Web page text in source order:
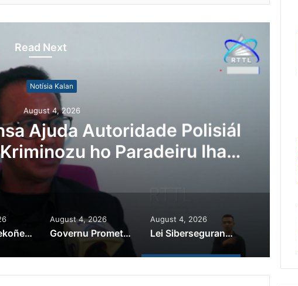
Read Next
Notísia Kalan
August 4, 2026
Ajuda Autoridade Polisiál
ho Paradeiru Iha
PR Horta Rekoñese Timoroan Sira Iha Diáspora Nia Kontribuisaun
August 4, 2026
Governu Promete Tau Prioridade ba Setór Minerais no Setór Produtivu
August 4, 2026
Lei Siberseguransa Ajuda Autoridade Polisiál Kaptura Autór Kriminozu ho Paradeiru Iha Estranjeiru